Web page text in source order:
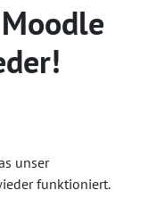
unser
funktioniert.